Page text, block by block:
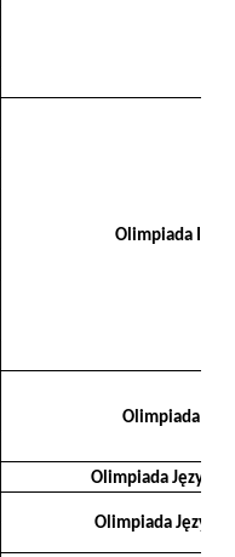
Olimpiada
Olimpiada
Olimpiada Języka
Olimpiada Języka